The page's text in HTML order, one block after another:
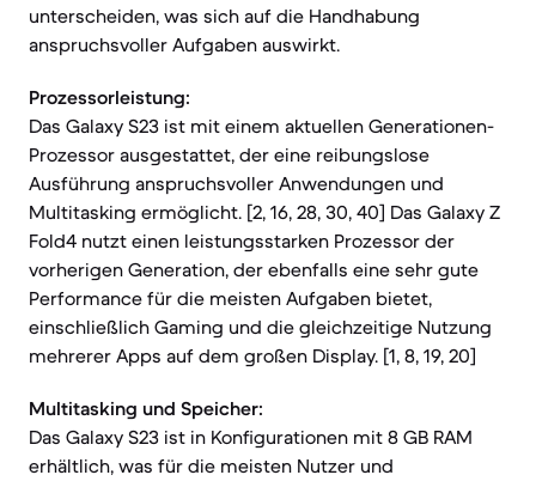
unterscheiden, was sich auf die Handhabung
anspruchsvoller Aufgaben auswirkt.
Prozessorleistung:
Das Galaxy S23 ist mit einem aktuellen Generationen-
Prozessor ausgestattet, der eine reibungslose
Ausführung anspruchsvoller Anwendungen und
Multitasking ermöglicht. [2, 16, 28, 30, 40] Das Galaxy Z
Fold4 nutzt einen leistungsstarken Prozessor der
vorherigen Generation, der ebenfalls eine sehr gute
Performance für die meisten Aufgaben bietet,
einschließlich Gaming und die gleichzeitige Nutzung
mehrerer Apps auf dem großen Display. [1, 8, 19, 20]
Multitasking und Speicher:
Das Galaxy S23 ist in Konfigurationen mit 8 GB RAM
erhältlich, was für die meisten Nutzer und